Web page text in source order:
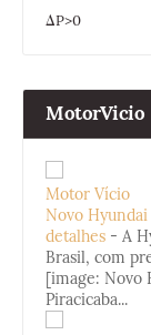
ΔP>0
MotorVicio
Motor Vício
Novo
detalhes - A
Brasil, com
[image: Novo
Piracicaba...